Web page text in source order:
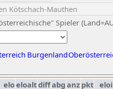
Spieler
Burgenland
eloeloaltdiffabg anz pkt eloi